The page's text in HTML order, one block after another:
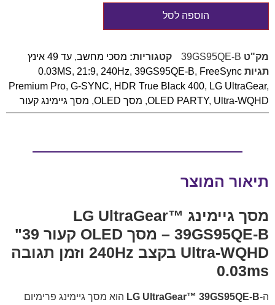
הוספה לסל
מק"ט 39GS95QE-B קטגוריות: מסכי מחשב, עד 49 אינץ
תגיות
0.03MS, 21:9, 240Hz, 39GS95QE-B, FreeSync
Premium Pro, G-SYNC, HDR True Black 400, LG UltraGear,
OLED PARTY, Ultra-WQHD
, מסך OLED , מסך גיימינג קעור
תיאור המוצר
מסך גיימינג LG UltraGear™
39GS95QE-B
– מסך OLED קעור 39"
Ultra-WQHD בקצב 240Hz וזמן תגובה
0.03ms
ה-LG UltraGear™ 39GS95QE-B הוא מסך גיימינג פרימיום